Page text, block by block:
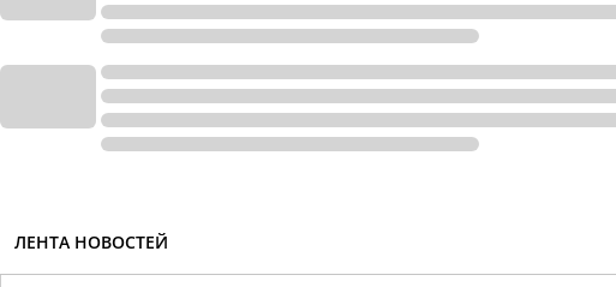
ЛЕНТА НОВОСТЕЙ